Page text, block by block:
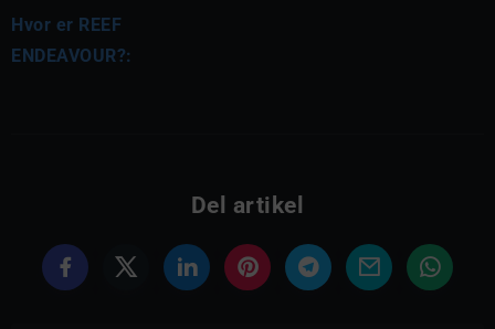
Hvor er REEF
ENDEAVOUR?:
Del artikel